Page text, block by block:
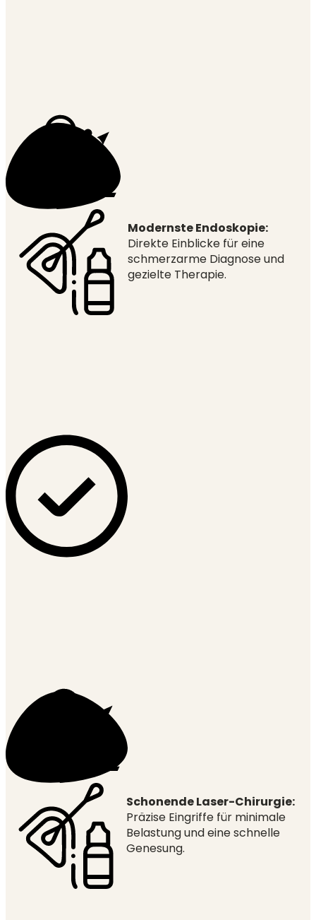
Modernste Endoskopie:
Direkte Einblicke für eine
schmerzarme Diagnose und
gezielte Therapie.
Schonende Laser-Chirurgie:
Präzise Eingriffe für minimale
Belastung und eine schnelle
Genesung.